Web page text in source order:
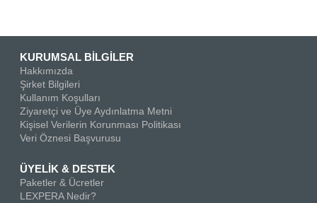
KURUMSAL BİLGİLER
Hakkımızda
Şirket Bilgileri
Kullanım Koşulları
Ziyaretçi ve Üye Aydınlatma Metni
Kişisel Verilerin Korunması Politikası
Veri Öznesi Başvurusu
ÜYELİK & DESTEK
Paketler & Ücretler
LEXPERA Nedir?